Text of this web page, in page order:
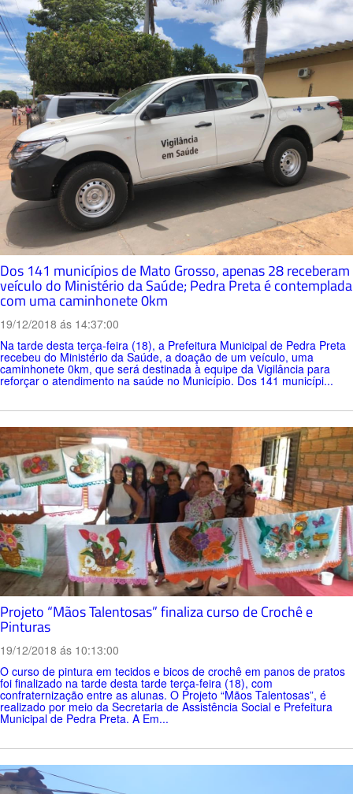
Dos 141 municípios de Mato Grosso, apenas 28 receberam
veículo do Ministério da Saúde; Pedra Preta é contemplada
com uma caminhonete 0km
19/12/2018 ás 14:37:00
Na tarde desta terça-feira (18), a Prefeitura Municipal de Pedra Preta
recebeu do Ministério da Saúde, a doação de um veículo, uma
caminhonete 0km, que será destinada à equipe da Vigilância para
reforçar o atendimento na saúde no Município. Dos 141 municípi...
Projeto “Mãos Talentosas” finaliza curso de Crochê e
Pinturas
19/12/2018 ás 10:13:00
O curso de pintura em tecidos e bicos de crochê em panos de pratos
foi finalizado na tarde desta tarde terça-feira (18), com
confraternização entre as alunas. O Projeto “Mãos Talentosas”, é
realizado por meio da Secretaria de Assistência Social e Prefeitura
Municipal de Pedra Preta. A Em...